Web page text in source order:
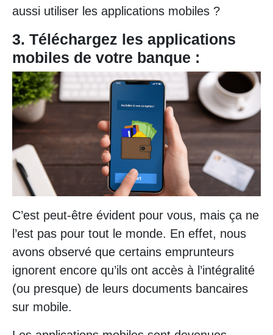
aussi utiliser les applications mobiles ?
3. Téléchargez les applications
mobiles de votre banque :
C’est peut-être évident pour vous, mais ça ne
l’est pas pour tout le monde. En effet, nous
avons observé que certains emprunteurs
ignorent encore qu’ils ont accès à l’intégralité
(ou presque) de leurs documents bancaires
sur mobile.